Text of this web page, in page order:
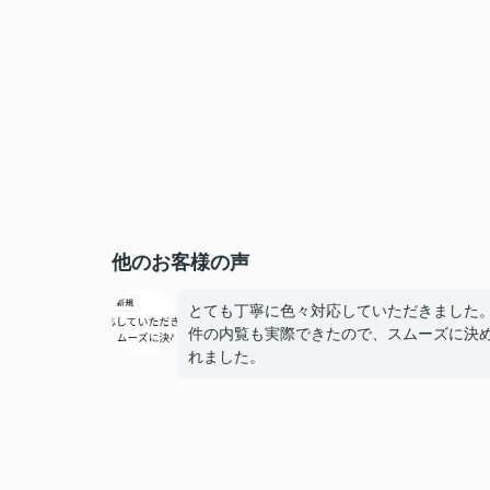
他のお客様の声
とても丁寧に色々対応していただきました
件の内覧も実際できたので、スムーズに決
れました。